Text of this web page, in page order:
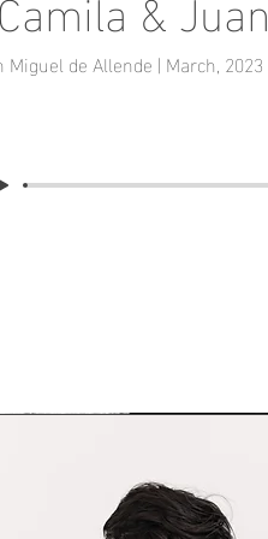
Miguel de Allende | March, 2023